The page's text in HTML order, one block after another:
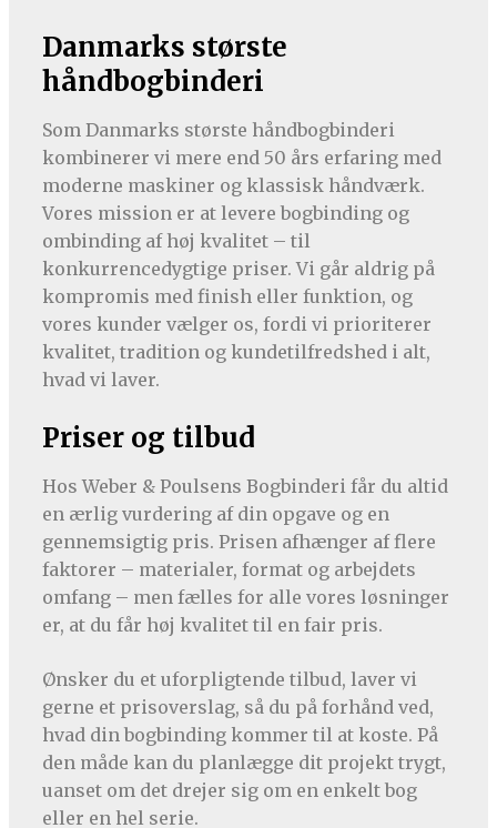
Danmarks største
håndbogbinderi
Som Danmarks største håndbogbinderi
kombinerer vi mere end 50 års erfaring med
moderne maskiner og klassisk håndværk.
Vores mission er at levere bogbinding og
ombinding af høj kvalitet – til
konkurrencedygtige priser. Vi går aldrig på
kompromis med finish eller funktion, og
vores kunder vælger os, fordi vi prioriterer
kvalitet, tradition og kundetilfredshed i alt,
hvad vi laver.
Priser og tilbud
Hos Weber & Poulsens Bogbinderi får du altid
en ærlig vurdering af din opgave og en
gennemsigtig pris. Prisen afhænger af flere
faktorer – materialer, format og arbejdets
omfang – men fælles for alle vores løsninger
er, at du får høj kvalitet til en fair pris.
Ønsker du et uforpligtende tilbud, laver vi
gerne et prisoverslag, så du på forhånd ved,
hvad din bogbinding kommer til at koste. På
den måde kan du planlægge dit projekt trygt,
uanset om det drejer sig om en enkelt bog
eller en hel serie.